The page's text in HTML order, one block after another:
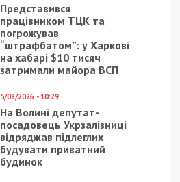
Представився
працівником ТЦК та
погрожував
“штрафбатом”: у Харкові
на хабарі $10 тисяч
затримали майора ВСП
5/08/2026 - 10:29
На Волині депутат-
посадовець Укрзалізниці
відряджав підлеглих
будувати приватний
будинок